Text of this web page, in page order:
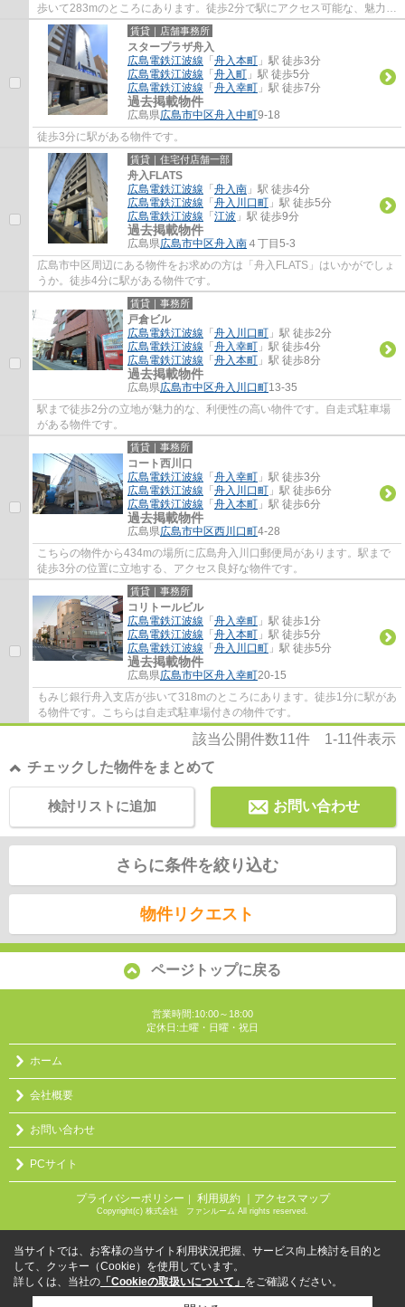
歩いて283mのところにあります。徒歩2分で駅にアクセス可能な、魅力的
な駅近物件です。
賃貸｜店舗事務所
スタープラザ舟入
広島電鉄江波線 「 舟入本町 」駅 徒歩3分
広島電鉄江波線 「 舟入町 」駅 徒歩5分
広島電鉄江波線 「 舟入幸町 」駅 徒歩7分
過去掲載物件
広島県広島市中区舟入中町9-18
徒歩3分に駅がある物件です。
賃貸｜住宅付店舗一部
舟入FLATS
広島電鉄江波線 「 舟入南 」駅 徒歩4分
広島電鉄江波線 「 舟入川口町 」駅 徒歩5分
広島電鉄江波線 「 江波 」駅 徒歩9分
過去掲載物件
広島県広島市中区舟入南 ４丁目5-3
広島市中区周辺にある物件をお求めの方は「舟入FLATS」はいかがでしょ
うか。徒歩4分に駅がある物件です。
賃貸｜事務所
戸倉ビル
広島電鉄江波線 「 舟入川口町 」駅 徒歩2分
広島電鉄江波線 「 舟入幸町 」駅 徒歩4分
広島電鉄江波線 「 舟入本町 」駅 徒歩8分
過去掲載物件
広島県広島市中区舟入川口町13-35
駅まで徒歩2分の立地が魅力的な、利便性の高い物件です。自走式駐車場
がある物件です。
賃貸｜事務所
コート西川口
広島電鉄江波線 「 舟入幸町 」駅 徒歩3分
広島電鉄江波線 「 舟入川口町 」駅 徒歩6分
広島電鉄江波線 「 舟入本町 」駅 徒歩6分
過去掲載物件
広島県広島市中区西川口町4-28
こちらの物件から434mの場所に広島舟入川口郵便局があります。駅まで
徒歩3分の位置に立地する、アクセス良好な物件です。
賃貸｜事務所
コリトールビル
広島電鉄江波線 「 舟入幸町 」駅 徒歩1分
広島電鉄江波線 「 舟入本町 」駅 徒歩5分
広島電鉄江波線 「 舟入川口町 」駅 徒歩5分
過去掲載物件
広島県広島市中区舟入幸町20-15
もみじ銀行舟入支店が歩いて318mのところにあります。徒歩1分に駅があ
る物件です。こちらは自走式駐車場付きの物件です。
該当公開件数11件 1-11件表示
チェックした物件をまとめて
お問い合わせ
検討リストに追加
さらに条件を絞り込む
物件リクエスト
ページトップに戻る
営業時間:10:00～18:00
定休日:土曜・日曜・祝日
ホーム
会社概要
お問い合わせ
PCサイト
プライバシーポリシー ｜ 利用規約 ｜アクセスマップ
Copyright(c) 株式会社 ファンルーム All rights reserved.
当サイトでは、お客様の当サイト利用状況把握、サービス向上検討を目的と
して、クッキー（Cookie）を使用しています。
詳しくは、当社の 「Cookieの取扱いについて」 をご確認ください。